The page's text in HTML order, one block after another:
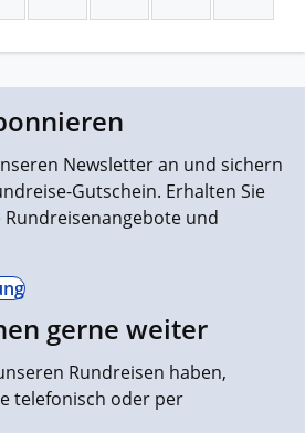
Newsletter an und sichern
Gutschein. Erhalten Sie
und
gerne weiter
Rundreisen haben,
telefonisch oder per